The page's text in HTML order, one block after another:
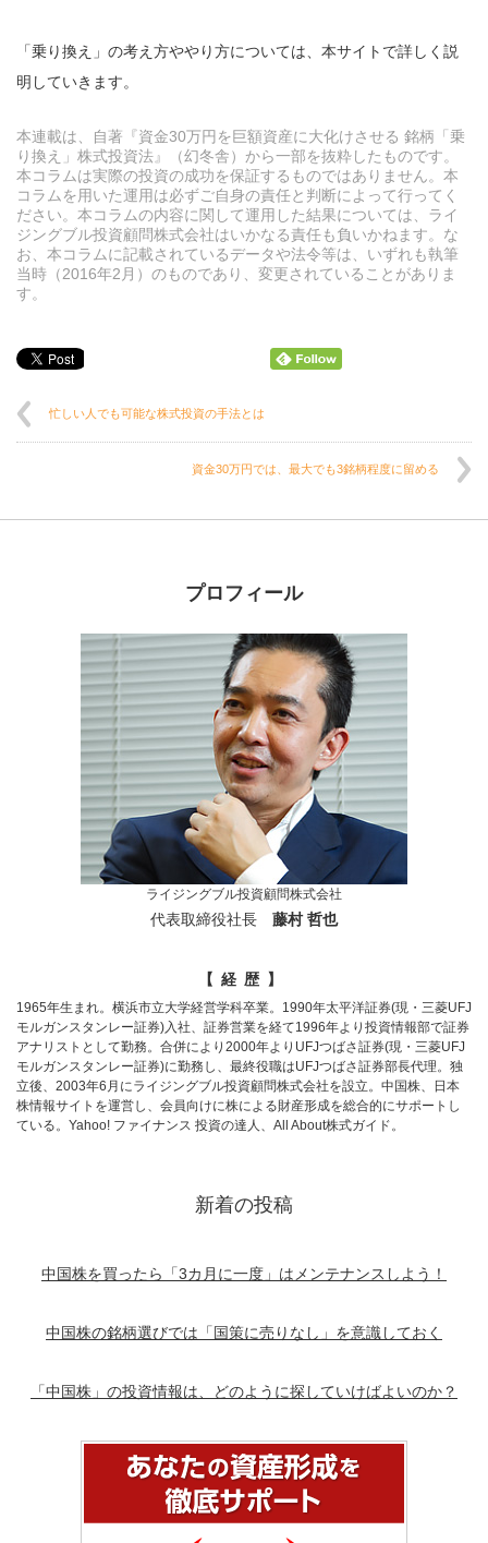
「乗り換え」の考え方ややり方については、本サイトで詳しく説
明していきます。
本連載は、自著『資金30万円を巨額資産に大化けさせる 銘柄「乗
り換え」株式投資法』（幻冬舎）から一部を抜粋したものです。
本コラムは実際の投資の成功を保証するものではありません。本
コラムを用いた運用は必ずご自身の責任と判断によって行ってく
ださい。本コラムの内容に関して運用した結果については、ライ
ジングブル投資顧問株式会社はいかなる責任も負いかねます。な
お、本コラムに記載されているデータや法令等は、いずれも執筆
当時（2016年2月）のものであり、変更されていることがありま
す。
忙しい人でも可能な株式投資の手法とは
資金30万円では、最大でも3銘柄程度に留める
プロフィール
ライジングブル投資顧問株式会社
代表取締役社長 藤村 哲也
【経歴】
1965年生まれ。横浜市立大学経営学科卒業。1990年太平洋証券(現・三菱UFJ
モルガンスタンレー証券)入社、証券営業を経て1996年より投資情報部で証券
アナリストとして勤務。合併により2000年よりUFJつばさ証券(現・三菱UFJ
モルガンスタンレー証券)に勤務し、最終役職はUFJつばさ証券部長代理。独
立後、2003年6月にライジングブル投資顧問株式会社を設立。中国株、日本
株情報サイトを運営し、会員向けに株による財産形成を総合的にサポートし
ている。Yahoo! ファイナンス 投資の達人、All About株式ガイド。
新着の投稿
中国株を買ったら「3カ月に一度」はメンテナンスしよう！
中国株の銘柄選びでは「国策に売りなし」を意識しておく
「中国株」の投資情報は、どのように探していけばよいのか？